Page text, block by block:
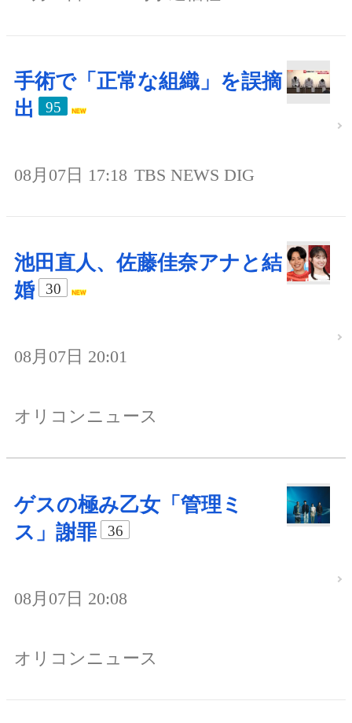
手術で「正常な組織」を誤摘
出
95
08月07日 17:18 TBS NEWS DIG
池田直人、佐藤佳奈アナと結
婚
30
08月07日 20:01
オリコンニュース
ゲスの極み乙女「管理ミ
ス」謝罪
36
08月07日 20:08
オリコンニュース